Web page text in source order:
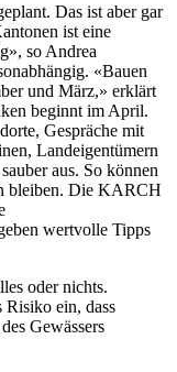
Das ist aber gar
ist eine
so Andrea
«Bauen
und März,» erklärt
beginnt im April.
Gespräche mit
Landeigentümern
aus. So können
bleiben. Die KARCH
wertvolle Tipps
oder nichts.
Risiko ein, dass
Gewässers